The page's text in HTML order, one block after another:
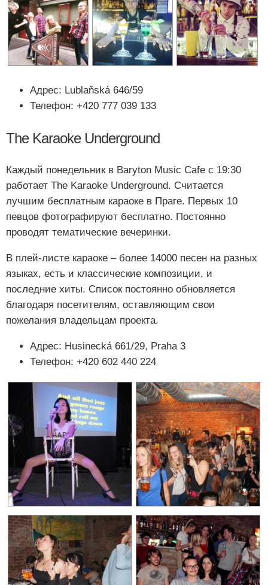
Адрес: Lublaňská 646/59
Телефон: +420 777 039 133
The Karaoke Underground
Каждый понедельник в Baryton Music Cafe с 19:30
работает The Karaoke Underground. Считается
лучшим бесплатным караоке в Праге. Первых 10
певцов фотографируют бесплатно. Постоянно
проводят тематические вечеринки.
В плей-листе караоке – более 14000 песен на разных
языках, есть и классические композиции, и
последние хиты. Список постоянно обновляется
благодаря посетителям, оставляющим свои
пожелания владельцам проекта.
Адрес: Husinecká 661/29, Praha 3
Телефон: +420 602 440 224